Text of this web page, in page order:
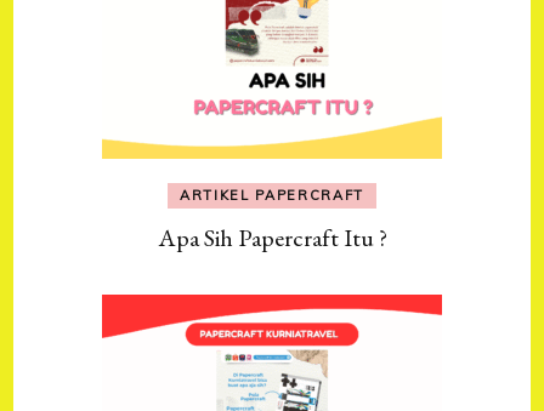
ARTIKEL PAPERCRAFT
Apa Sih Papercraft Itu ?